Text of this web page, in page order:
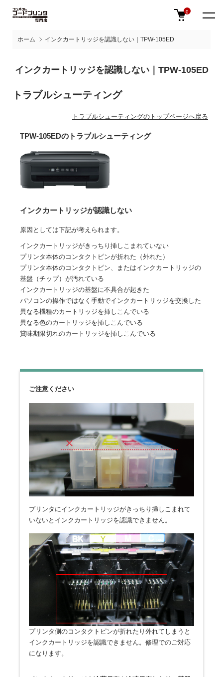
0
ホーム インクカートリッジを認識しない｜TPW-105ED
インクカートリッジを認識しない｜TPW-105ED
トラブルシューティング
トラブルシューティングのトップページへ戻る
TPW-105EDのトラブルシューティング
インクカートリッジが認識しない
原因としては下記が考えられます。
インクカートリッジがきっちり挿しこまれていない
プリンタ本体のコンタクトピンが折れた（外れた）
プリンタ本体のコンタクトピン、またはインクカートリッジの
基盤（チップ）が汚れている
インクカートリッジの基盤に不具合が起きた
パソコンの操作ではなく手動でインクカートリッジを交換した
異なる機種のカートリッジを挿しこんでいる
異なる色のカートリッジを挿しこんでいる
賞味期限切れのカートリッジを挿しこんでいる
ご注意ください
プリンタにインクカートリッジがきっちり挿しこまれて
いないとインクカートリッジを認識できません。
プリンタ側のコンタクトピンが折れたり外れてしまうと
インクカートリッジを認識できません。修理でのご対応
になります。